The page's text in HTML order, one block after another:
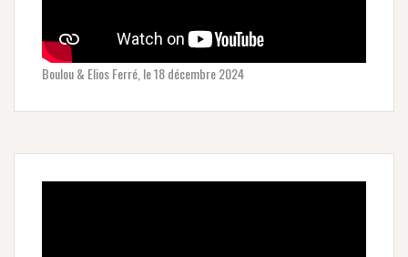
Boulou & Elios Ferré, le 18 décembre 2024